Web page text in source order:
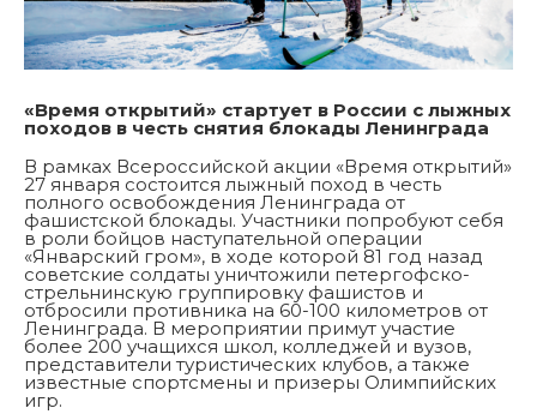
«Время открытий» стартует в России с лыжных
походов в честь снятия блокады Ленинграда
В рамках Всероссийской акции «Время открытий»
27 января состоится лыжный поход в честь
полного освобождения Ленинграда от
фашистской блокады. Участники попробуют себя
в роли бойцов наступательной операции
«Январский гром», в ходе которой 81 год назад
советские солдаты уничтожили петергофско-
стрельнинскую группировку фашистов и
отбросили противника на 60-100 километров от
Ленинграда. В мероприятии примут участие
более 200 учащихся школ, колледжей и вузов,
представители туристических клубов, а также
известные спортсмены и призеры Олимпийских
игр.